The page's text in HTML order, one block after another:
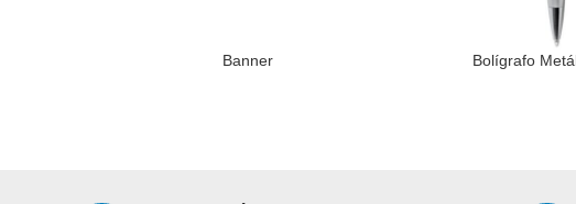
Banner LEER MÁSBolígrafo